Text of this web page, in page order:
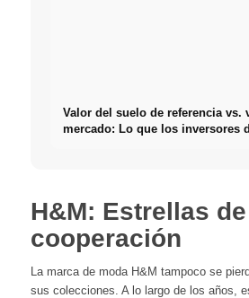
Valor del suelo de referencia vs.
mercado: Lo que los inversores
H&M: Estrellas
cooperación
La marca de moda H&M tampoco se
sus colecciones. A lo largo de los años,